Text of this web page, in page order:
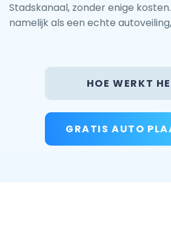
Stadskanaal, zonder enige
namelijk als een echte
HOE WERKT
GRATIS AUTO